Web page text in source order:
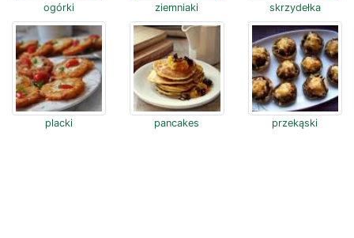
ogórki ziemniaki skrzydełka
placki pancakes przekąski